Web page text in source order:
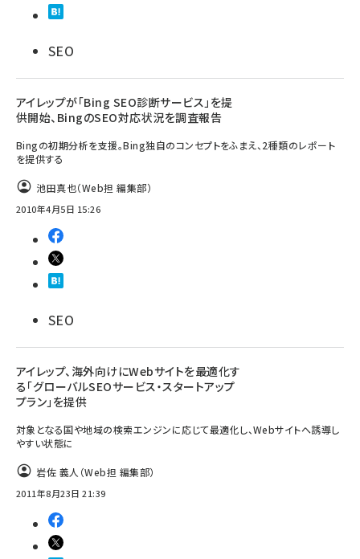
SEO
アイレップが「Bing SEO診断サービス」を提
供開始、BingのSEO対応状況を調査報告
Bingの初期分析を支援。Bing独自のコンセプトをふまえ、2種類のレポート
を提供する
池田真也（Web担 編集部）
2010年4月5日 15:26
SEO
アイレップ、海外向けにWebサイトを最適化す
る「グローバルSEOサービス・スタートアップ
プラン」を提供
対象となる国や地域の検索エンジンに応じて最適化し、Webサイトへ誘導し
やすい状態に
岩佐 義人（Web担 編集部）
2011年8月23日 21:39